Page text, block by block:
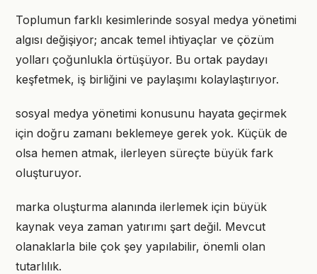
Toplumun farklı kesimlerinde sosyal medya yönetimi
algısı değişiyor; ancak temel ihtiyaçlar ve çözüm
yolları çoğunlukla örtüşüyor. Bu ortak paydayı
keşfetmek, iş birliğini ve paylaşımı kolaylaştırıyor.
sosyal medya yönetimi konusunu hayata geçirmek
için doğru zamanı beklemeye gerek yok. Küçük de
olsa hemen atmak, ilerleyen süreçte büyük fark
oluşturuyor.
marka oluşturma alanında ilerlemek için büyük
kaynak veya zaman yatırımı şart değil. Mevcut
olanaklarla bile çok şey yapılabilir, önemli olan
tutarlılık.